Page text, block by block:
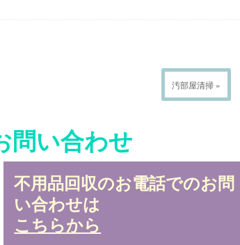
汚部屋清掃 »
問い合わせ
不用品回収のお電話でのお問
い合わせは
こちらから